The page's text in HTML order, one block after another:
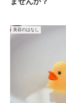
美容のはなし